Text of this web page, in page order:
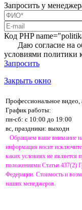
Запросить у
Код PHP
Даю согласие на
условиями политики
Запросить
Закрыть окно
Профессиональное видео,
График работы:
пн-сб: с 10:00 до 19:00
вс, праздники: выходн
Обращаем ваше внимание на
информация носит
каких условиях не является
положениями Статьи 437(2)
Федерации. Стоимость и
наших менеджеров.